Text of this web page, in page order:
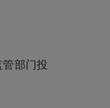
部门投